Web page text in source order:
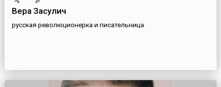
Вера Засулич
русская революционерка и писательница